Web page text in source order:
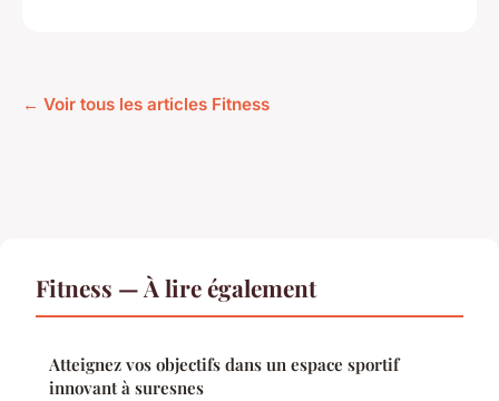
← Voir tous les articles Fitness
Fitness — À lire également
Atteignez vos objectifs dans un espace sportif
innovant à suresnes